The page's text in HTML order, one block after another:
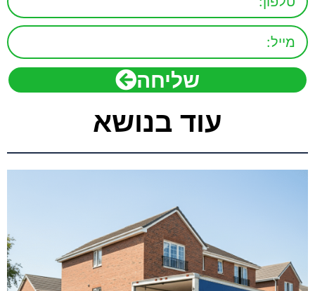
שליחה
עוד בנושא